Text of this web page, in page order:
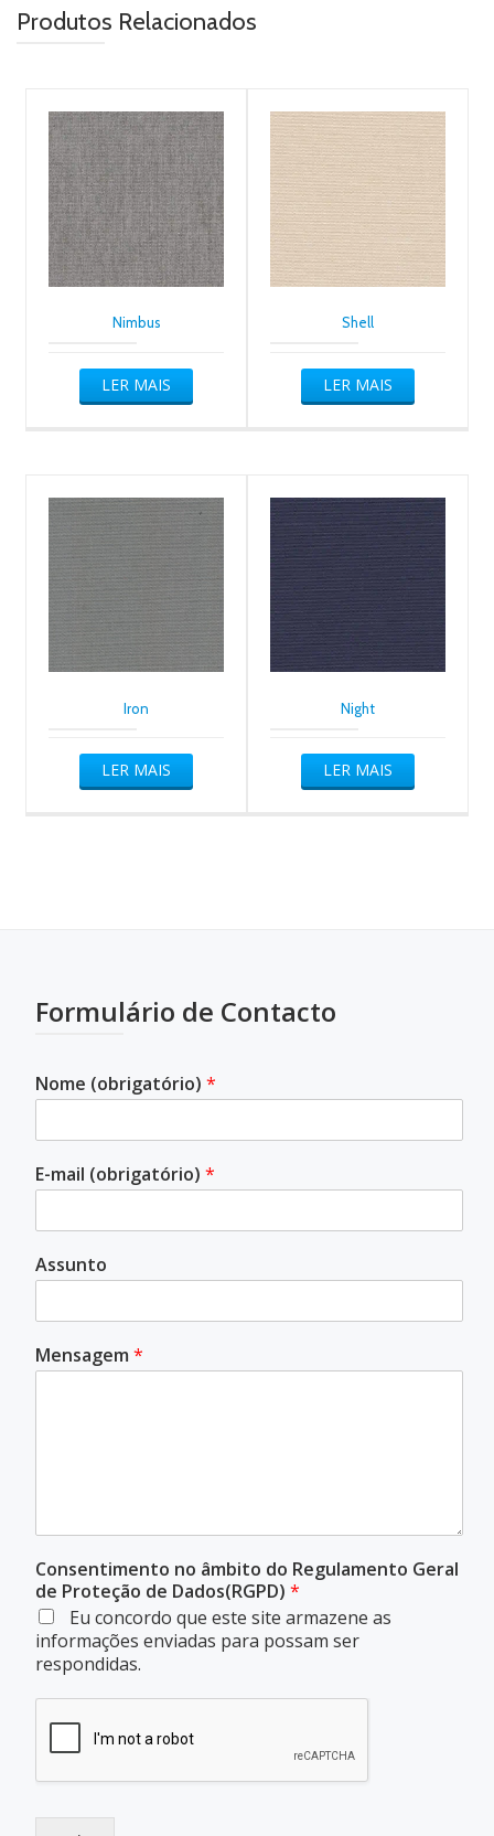
Produtos Relacionados
Nimbus
LER MAIS
Shell
LER MAIS
Iron
LER MAIS
Night
LER MAIS
Formulário de Contacto
Nome (obrigatório) *
E-mail (obrigatório) *
Assunto
Mensagem *
Consentimento no âmbito do Regulamento Geral
de Proteção de Dados(RGPD) *
Eu concordo que este site armazene as
informações enviadas para possam ser
respondidas.